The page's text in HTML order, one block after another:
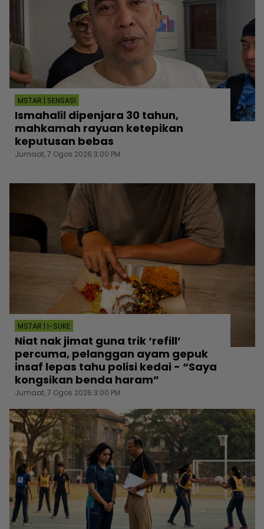
MSTAR | SENSASI
Ismahalil dipenjara 30 tahun,
mahkamah rayuan ketepikan
keputusan bebas
Jumaat, 7 Ogos 2026 3:00 PM
MSTAR | I-SUKE
Niat nak jimat guna trik ‘refill’
percuma, pelanggan ayam gepuk
insaf lepas tahu polisi kedai - “Saya
kongsikan benda haram”
Jumaat, 7 Ogos 2026 3:00 PM